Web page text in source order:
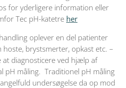
for yderligere information eller
Tec pH-katetre her
oplever en del patienter
brystsmerter, opkast etc. –
diagnosticere ved hjælp af
pH måling. Traditionel pH måling
undersøgelse da op mod